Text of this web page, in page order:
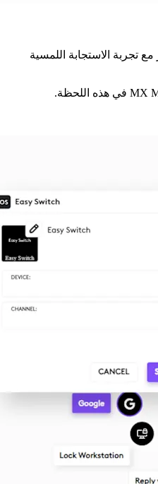
مع تجربة الاستجابة اللمسية